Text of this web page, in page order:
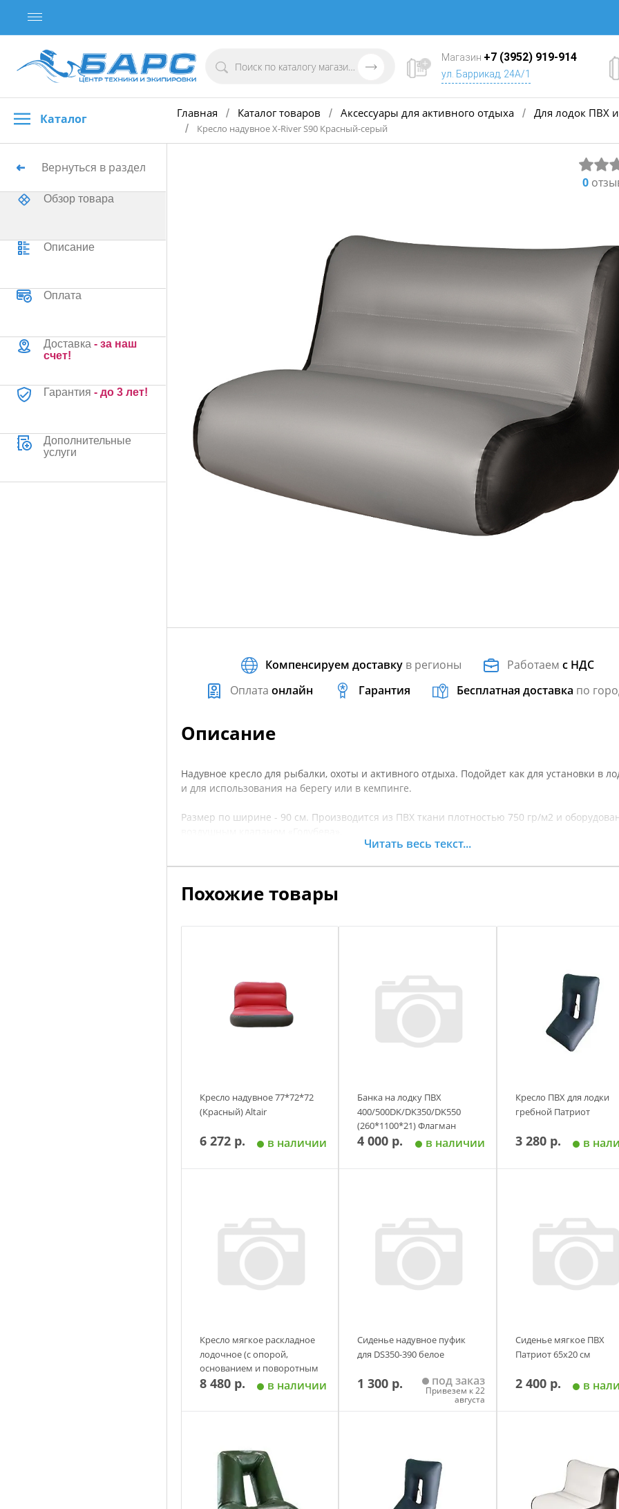
Магазин +7 (3952) 919-914
ул. Баррикад, 24А/1
Каталог Главная / Каталог товаров / Аксессуары для активного отдыха / Для лодок ПВХ и
/
Кресло надувное X-River S90 Красный-серый
Вернуться в раздел
Обзор товара
Описание
Оплата
Доставка - за наш
счет!
Гарантия - до 3 лет!
Дополнительные
услуги
0
Компенсируем доставку в регионы Работаемс НДС
Оплата онлайн Гарантия Бесплатная доставка по
Описание
Надувное кресло для рыбалки, охоты и активного отдыха. Подойдет как для установки в
и для использования на берегу или в кемпинге.
Размер по ширине - 90 см. Производится из ПВХ ткани плотностью 750 гр/м2 и
По нижним «ребрам» кресел монтируется дополнительное усиление в виде 45 мм ПВХ-
который защищает наиболее уязвимые места от протираний.
Читать весь текст...
Похожие товары
Кресло надувное 77*72*72
(Красный) Altair
6 272 р. в наличии
Банка на лодку ПВХ
400/500DK/DK350/DK550
(260*1100*21) Флагман
4 000 р. в наличии
Кресло ПВХ для лодки
гребной Патриот
3 280 р. в
Кресло мягкое раскладное
лодочное (с опорой,
основанием и поворотным
механизмом) Патриот
8 480 р. в наличии
Сиденье надувное пуфик
для DS350-390 белое
1 300 р. под заказ
Привезем к 22
августа
Сиденье мягкое ПВХ
Патриот 65x20 см
2 400 р. в